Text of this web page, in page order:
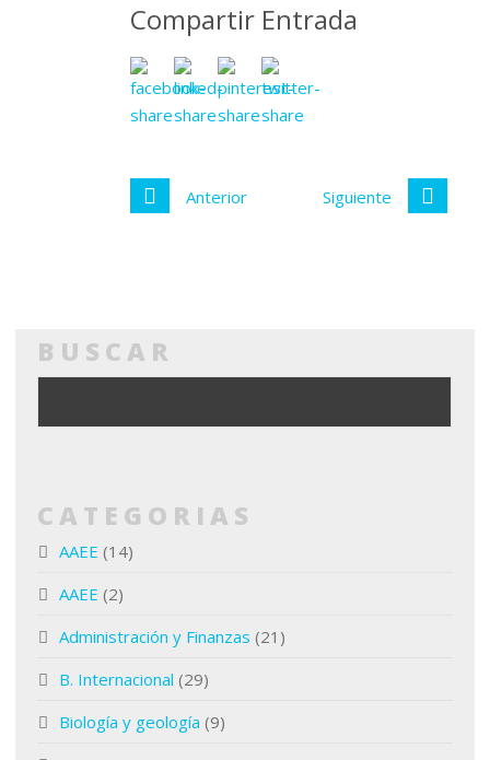
Compartir Entrada
Anterior Siguiente
BUSCAR
CATEGORIAS
AAEE (14)
AAEE (2)
Administración y Finanzas (21)
B. Internacional (29)
Biología y geología (9)